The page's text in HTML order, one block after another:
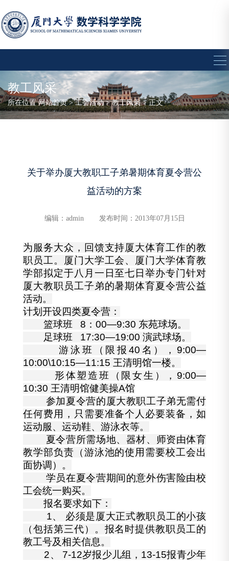
教工风采
所在位置网站首页>工会活动>教工风采> 正文
关于举办厦大教职工子弟暑期体育夏令营公
益活动的方案
编辑：admin 发布时间：2013年07月15日
为服务大众，回馈支持厦大体育工作的教
职员工。厦门大学工会、厦门大学体育教
学部拟定于八月一日至七日举办专门针对
厦大教职员工子弟的暑期体育夏令营公益
活动。
计划开设四类夏令营：
篮球班 8：00—9:30 东苑球场。
足球班 17:30—19:00 演武球场。
游泳班（限报40名），9:00—
10:00\10:15—11:15 王清明馆一楼。
形体塑造班（限女生），9:00—
10:30 王清明馆健美操A馆
参加夏令营的厦大教职工子弟无需付
任何费用，只需要准备个人必要装备，如
运动服、运动鞋、游泳衣等。
夏令营所需场地、器材、师资由体育
教学部负责（游泳池的使用需要校工会出
面协调）。
学员在夏令营期间的意外伤害险由校
工会统一购买。
报名要求如下：
1、 必须是厦大正式教职员工的小孩
（包括第三代）。报名时提供教职员工的
教工号及相关信息。
2、 7-12岁报少儿组，13-15报青少年